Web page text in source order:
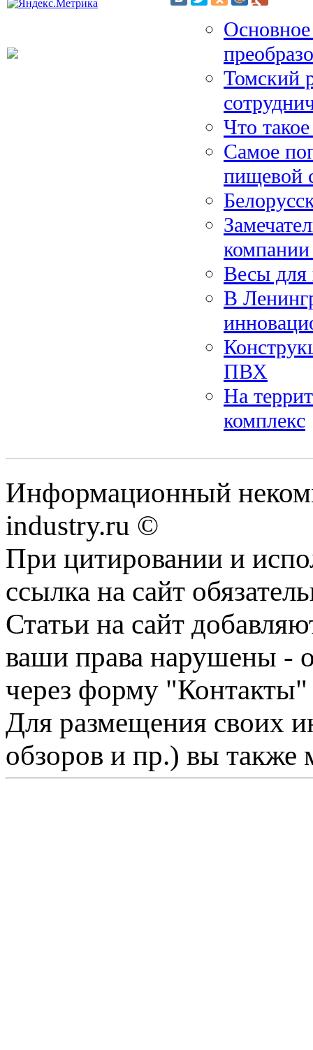
Основное
Томский
Что
Самое
пищевой
Весы для
В
ПВХ
На
комплекс
Информационный
industry.ru ©
При цитировании и
ссылка на сайт
Статьи на сайт
ваши права нарушены -
через форму "Контакты"
Для размещения своих
обзоров и пр.) вы также